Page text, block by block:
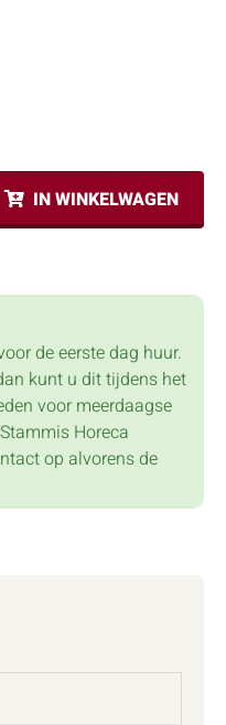
IN WINKELWAGEN
de eerste dag huur.
kunt u dit tijdens het
voor meerdaagse
Horeca
op alvorens de